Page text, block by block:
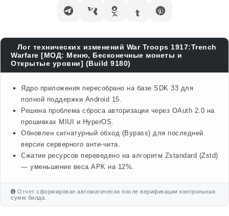
Лог технических изменений War Troops 1917:Trench
Warfare [МОД: Меню, Бесконечные монеты и
Открытые уровни] (Build 9180)
Ядро приложения пересобрано на базе SDK 33 для
полной поддержки Android 15.
Решена проблема сброса авторизации через OAuth 2.0 на
прошивках MIUI и HyperOS.
Обновлен сигнатурный обход (Bypass) для последней
версии серверного анти-чита.
Сжатие ресурсов переведено на алгоритм Zstandard (Zstd)
— уменьшение веса APK на 12%.
Отчет сформирован автоматически после верификации контрольных
сумм билда.